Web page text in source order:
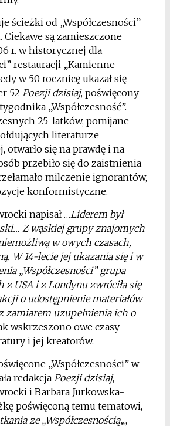
ścieżki od „Współczesności”
Ciekawe są zamieszczone
r. w historycznej dla
restauracji „Kamienne
w 50 rocznicę ukazał się
52 Poezji dzisiaj, poświęcony
„Współczesność”.
25-latków, pomijane
literaturze
otwarło się na prawdę i na
przebiło się do zaistnienia
milczenie ignorantów,
konformistyczne.
napisał …Liderem był
Z wąskiej grupy znajomych
w owych czasach,
W 14-lecie jej ukazania się i w
„Współczesności” grupa
USA i z Londynu zwróciła się
o udostępnienie materiałów
zamiarem uzupełnienia ich o
wskrzeszono owe czasy
i jej kreatorów.
„Współczesności” w
redakcja Poezji dzisiaj,
i Barbara Jurkowska-
poświęconą temu tematowi,
ze „Współczesnością„,